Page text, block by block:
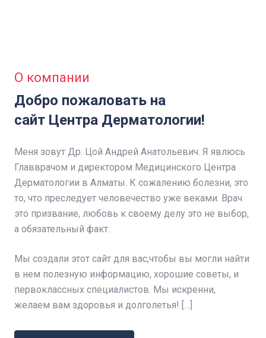
О компании
Добро пожаловать на
сайт Центра Дерматологии!
Меня зовут Др. Цой Андрей Анатольевич. Я явлюсь
Главврачом и директором Медицинского Центра
Дерматологии в Алматы. К сожалению болезни, это
то, что преследует человечество уже веками. Врач
это призвание, любовь к своему делу это не выбор,
а обязательный факт.
Мы создали этот сайт для вас,чтобы вы могли найти
в нем полезную информацию, хорошие советы, и
первоклассных специалистов. Мы искренни,
желаем вам здоровья и долголетья! […]